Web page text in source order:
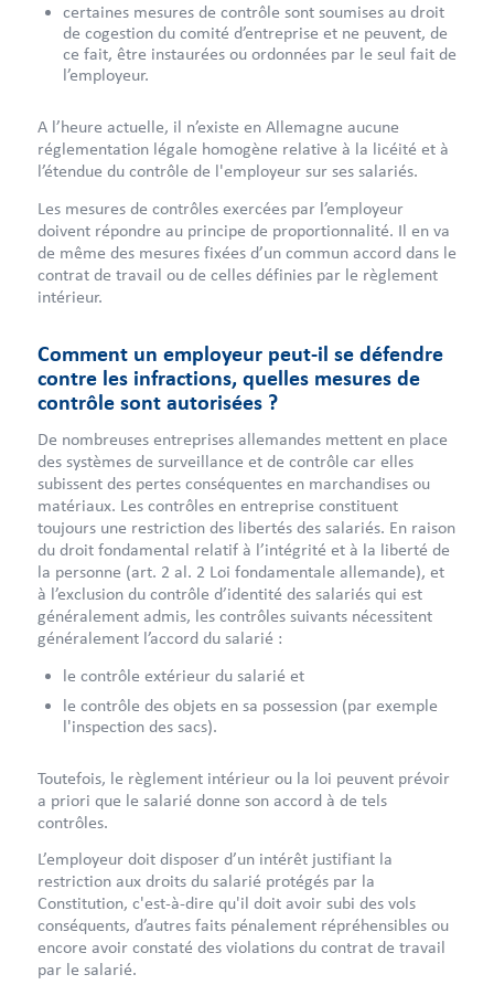
certaines mesures de contrôle sont soumises au droit
de cogestion du comité d’entreprise et ne peuvent, de
ce fait, être instaurées ou ordonnées par le seul fait de
l’employeur.
A l’heure actuelle, il n’existe en Allemagne aucune
réglementation légale homogène relative à la licéité et à
l’étendue du contrôle de l'employeur sur ses salariés.
Les mesures de contrôles exercées par l’employeur
doivent répondre au principe de proportionnalité. Il en va
de même des mesures fixées d’un commun accord dans le
contrat de travail ou de celles définies par le règlement
intérieur.
Comment un employeur peut-il se défendre
contre les infractions, quelles mesures de
contrôle sont autorisées ?
De nombreuses entreprises allemandes mettent en place
des systèmes de surveillance et de contrôle car elles
subissent des pertes conséquentes en marchandises ou
matériaux. Les contrôles en entreprise constituent
toujours une restriction des libertés des salariés. En raison
du droit fondamental relatif à l’intégrité et à la liberté de
la personne (art. 2 al. 2 Loi fondamentale allemande), et
à l’exclusion du contrôle d’identité des salariés qui est
généralement admis, les contrôles suivants nécessitent
généralement l’accord du salarié :
le contrôle extérieur du salarié et
le contrôle des objets en sa possession (par exemple
l'inspection des sacs).
Toutefois, le règlement intérieur ou la loi peuvent prévoir
a priori que le salarié donne son accord à de tels
contrôles.
L’employeur doit disposer d’un intérêt justifiant la
restriction aux droits du salarié protégés par la
Constitution, c'est-à-dire qu'il doit avoir subi des vols
conséquents, d’autres faits pénalement répréhensibles ou
encore avoir constaté des violations du contrat de travail
par le salarié.